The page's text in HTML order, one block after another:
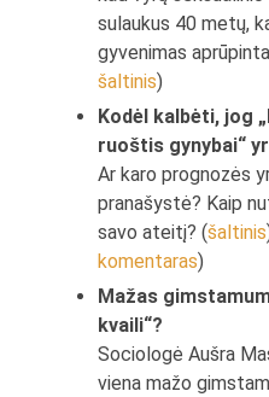
sulaukus 40 metų,
gyvenimas
šaltinis)
Kodėl kalbėti, jog
ruoštis gynybai“
Ar karo prognozės
pranašystė? Kaip
savo ateitį? (šaltinis
komentaras)
Mažas
kvaili“?
Sociologė Aušra
viena mažo